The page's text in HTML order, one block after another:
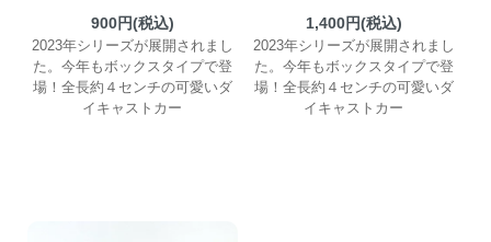
900円(税込)
2023年シリーズが展開されまし
た。今年もボックスタイプで登
場！全長約４センチの可愛いダ
イキャストカー
1,400円(税込)
2023年シリーズが展開されまし
た。今年もボックスタイプで登
場！全長約４センチの可愛いダ
イキャストカー